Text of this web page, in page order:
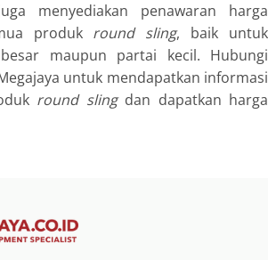
menyediakan penawaran harga
produk round sling, baik untuk
maupun partai kecil. Hubungi
untuk mendapatkan informasi
round slingdan dapatkan harga